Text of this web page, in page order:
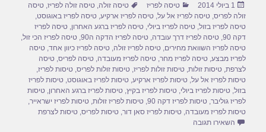
e
b
o
o
k
o
d
o
n
e
פורסם
בתאריך
1 ביולי 2014 קטגוריות
טיסה לפריז תגיות
טיסה זולה,טיסה זולה לפריז,טיסה
זולה לפריס,טיסה לפריז אל על,טיסה לפריז ארקיע,טיסה לפריז באוגוסט,
טיסה לפריז בזול,טיסה לפריז ביולי,טיסה לפריז ברגע האחרון,טיסה לפריז
דקה 90
,טיסה לפריז דרך עובדה,טיסה לפריז הדקה ה90 ,טיסה לפריז הכי זול,
טיסה לפריז השוואת מחירים,טיסה לפריז זולה,טיסה לפריז כיוון אחד,טיסה
לפריז מבצע,טיסה לפריז מחר,טיסה לפריז מעובדה,טיסה לפריס,טיסה
לצרפת,טיסות זולות,טיסות זולות לפריז,טיסות זולות לפריס,טיסות לפריז,
טיסות לפריז אל על,טיסות לפריז ארקיע,טיסות לפריז באוגוסט,טיסות לפריז
בזול,טיסות לפריז ביולי,טיסות לפריז בקיץ,טיסות לפריז ברגע האחרון,טיסות
לפריז גוליבר,טיסות לפריז דקה 90 ,טיסות לפריז זולות,טיסות לפריז ישראייר,
טיסות לפריז מעובדה,טיסות לפריז סאן דור,טיסות לפריס,טיסות לצרפת
השאירו תגובה